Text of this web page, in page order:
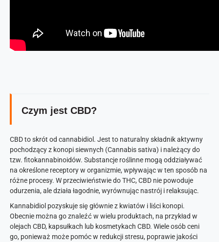
Czym jest CBD?
CBD to skrót od cannabidiol. Jest to naturalny składnik aktywny
pochodzący z konopi siewnych (Cannabis sativa) i należący do
tzw. fitokannabinoidów. Substancje roślinne mogą oddziaływać
na określone receptory w organizmie, wpływając w ten sposób na
różne procesy. W przeciwieństwie do THC, CBD nie powoduje
odurzenia, ale działa łagodnie, wyrównując nastrój i relaksując.
Kannabidiol pozyskuje się głównie z kwiatów i liści konopi.
Obecnie można go znaleźć w wielu produktach, na przykład w
olejach CBD, kapsułkach lub kosmetykach CBD. Wiele osób ceni
go, ponieważ może pomóc w redukcji stresu, poprawie jakości